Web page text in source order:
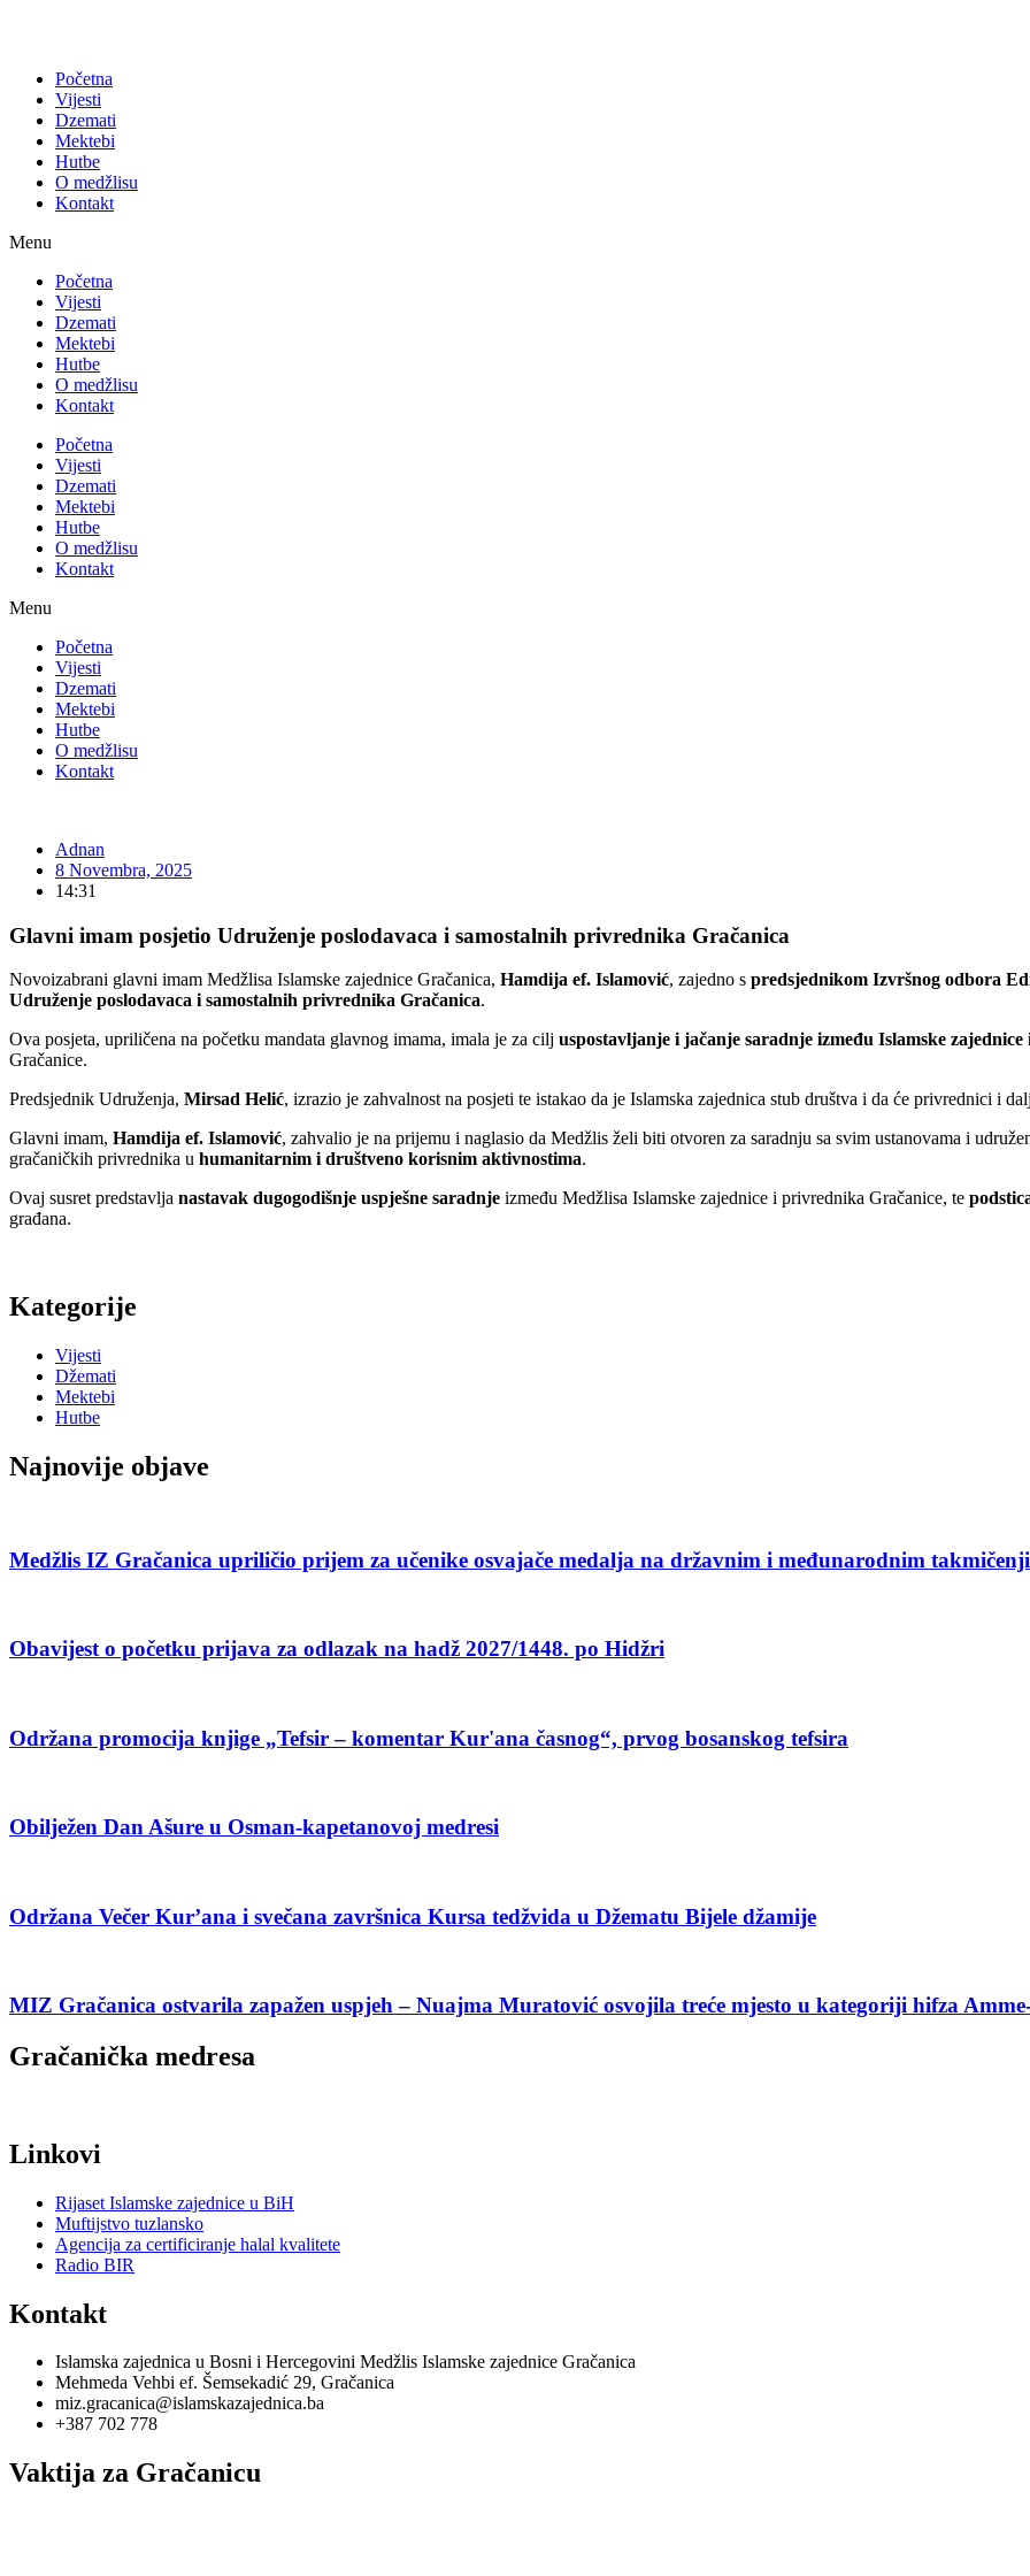
Početna
Vijesti
Dzemati
Mektebi
Hutbe
O medžlisu
Kontakt
Menu
Početna
Vijesti
Dzemati
Mektebi
Hutbe
O medžlisu
Kontakt
Početna
Vijesti
Dzemati
Mektebi
Hutbe
O medžlisu
Kontakt
Menu
Početna
Vijesti
Dzemati
Mektebi
Hutbe
O medžlisu
Kontakt
Adnan
8 Novembra, 2025
14:31
Glavni imam posjetio Udruženje poslodavaca i samostalnih privrednika Gračanica
Novoizabrani glavni imam Medžlisa Islamske zajednice Gračanica, Hamdija ef. Islamović, zajedno s predsjednikom Izvršnog odbora
Udruženje poslodavaca i samostalnih privrednika Gračanica.
Ova posjeta, upriličena na početku mandata glavnog imama, imala je za cilj uspostavljanje i jačanje saradnje između Islamske
Gračanice.
Predsjednik Udruženja, Mirsad Helić, izrazio je zahvalnost na posjeti te istakao da je Islamska zajednica stub društva i da će privrednici i
Glavni imam, Hamdija ef. Islamović, zahvalio je na prijemu i naglasio da Medžlis želi biti otvoren za saradnju sa svim ustanovama i
gračaničkih privrednika u humanitarnim i društveno korisnim aktivnostima.
Ovaj susret predstavlja nastavak dugogodišnje uspješne saradnje između Medžlisa Islamske zajednice i privrednika Gračanice, te
građana.
Kategorije
Vijesti
Džemati
Mektebi
Hutbe
Najnovije objave
Medžlis IZ Gračanica upriličio prijem za učenike osvajače medalja na državnim i međunarodnim
Obavijest o početku prijava za odlazak na hadž 2027/1448. po Hidžri
Održana promocija knjige „Tefsir – komentar Kur'ana časnog“, prvog bosanskog tefsira
Obilježen Dan Ašure u Osman-kapetanovoj medresi
Održana Večer Kur’ana i svečana završnica Kursa tedžvida u Džematu Bijele džamije
MIZ Gračanica ostvarila zapažen uspjeh – Nuajma Muratović osvojila treće mjesto u kategoriji hifza
Gračanička medresa
Linkovi
Rijaset Islamske zajednice u BiH
Muftijstvo tuzlansko
Agencija za certificiranje halal kvalitete
Radio BIR
Kontakt
Islamska zajednica u Bosni i Hercegovini Medžlis Islamske zajednice Gračanica
Mehmeda Vehbi ef. Šemsekadić 29, Gračanica
miz.gracanica@islamskazajednica.ba
+387 702 778
Vaktija za Gračanicu